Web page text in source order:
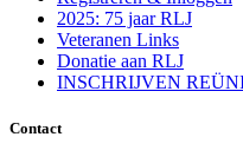
2025: 75 jaar RLJ
Veteranen Links
Donatie aan RLJ
INSCHRIJVEN
Contact